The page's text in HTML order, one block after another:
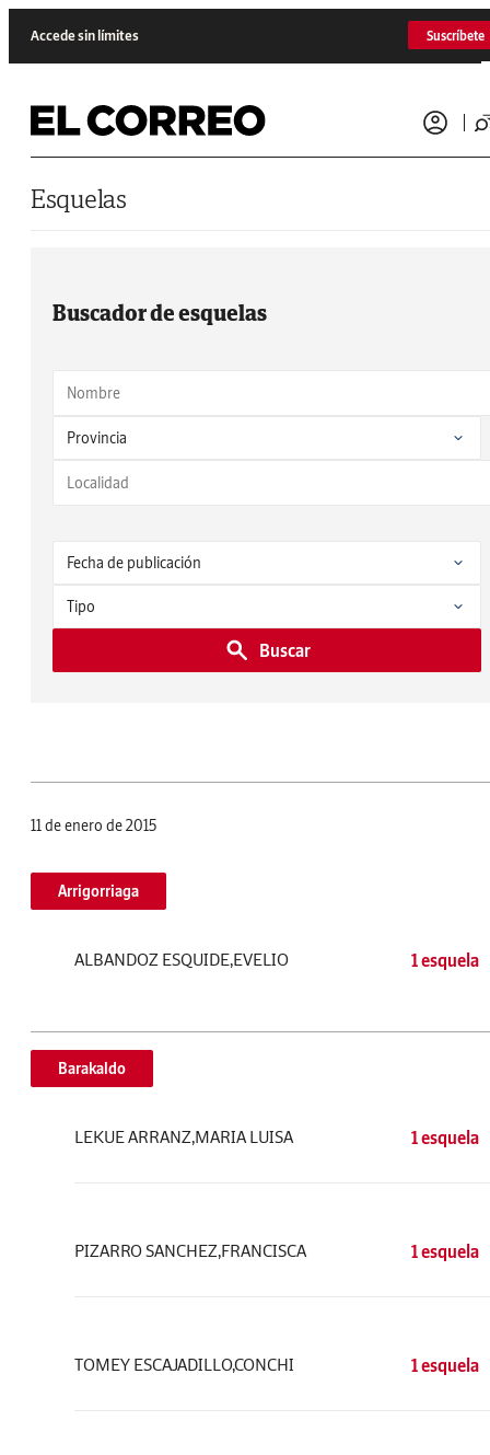
Accede sin límites Suscríbete
Esquelas
Buscador de esquelas
Buscar
11 de enero de 2015
Arrigorriaga
ALBANDOZ ESQUIDE,EVELIO 1 esquela
Barakaldo
LEKUE ARRANZ,MARIA LUISA 1 esquela
PIZARRO SANCHEZ,FRANCISCA 1 esquela
TOMEY ESCAJADILLO,CONCHI 1 esquela